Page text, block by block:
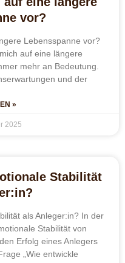
vor?
Lebensspanne vor?
auf eine längere
mehr an Bedeutung.
und der
»
2025
Stabilität
als Anleger:in? In der
Stabilität von
Erfolg eines Anlegers
„Wie entwickle